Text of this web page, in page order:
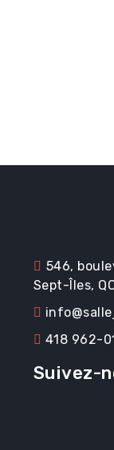
546,
Sept-Îles,
418 962-
Suivez-